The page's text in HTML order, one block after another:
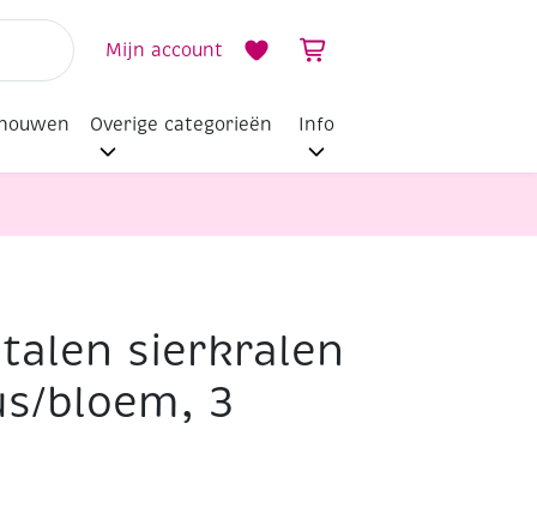
Mijn account
Overige categorieën Info
sierkralen
bloem, 3